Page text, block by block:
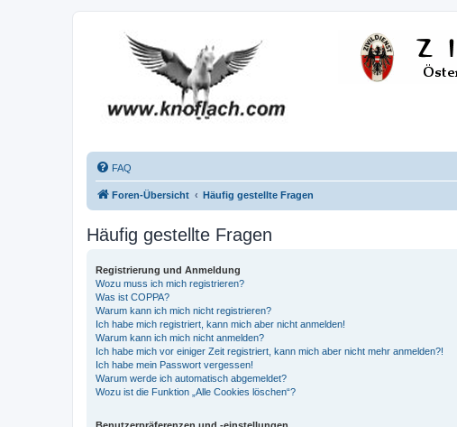
FAQ
Foren-Übersicht Häufig gestellte Fragen
Häufig gestellte Fragen
Registrierung und Anmeldung
Wozu muss ich mich registrieren?
Was ist COPPA?
Warum kann ich mich nicht registrieren?
Ich habe mich registriert, kann mich aber nicht anmelden!
Warum kann ich mich nicht anmelden?
Ich habe mich vor einiger Zeit registriert, kann mich aber nicht mehr anmelden?!
Ich habe mein Passwort vergessen!
Warum werde ich automatisch abgemeldet?
Wozu ist die Funktion „Alle Cookies löschen“?